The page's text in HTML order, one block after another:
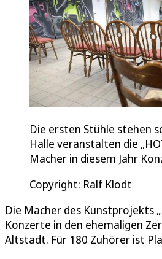
Die ersten Stühle stehen
Halle veranstalten die
Macher in diesem Jahr
Copyright: Ralf Klodt
Die Macher des Kunstprojekts
Konzerte in den ehemaligen
Altstadt. Für 180 Zuhörer ist